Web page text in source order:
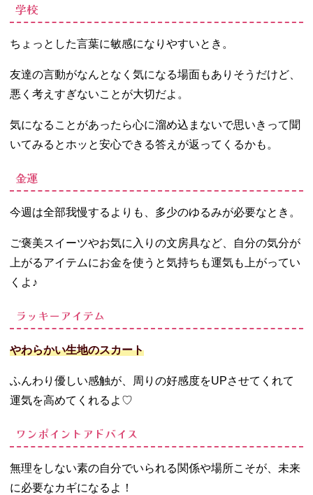
学校
ちょっとした言葉に敏感になりやすいとき。
友達の言動がなんとなく気になる場面もありそうだけど、
悪く考えすぎないことが大切だよ。
気になることがあったら心に溜め込まないで思いきって聞
いてみるとホッと安心できる答えが返ってくるかも。
金運
今週は全部我慢するよりも、多少のゆるみが必要なとき。
ご褒美スイーツやお気に入りの文房具など、自分の気分が
上がるアイテムにお金を使うと気持ちも運気も上がってい
くよ♪
ラッキーアイテム
やわらかい生地のスカート
ふんわり優しい感触が、周りの好感度をUPさせてくれて
運気を高めてくれるよ♡
ワンポイントアドバイス
無理をしない素の自分でいられる関係や場所こそが、未来
に必要なカギになるよ！